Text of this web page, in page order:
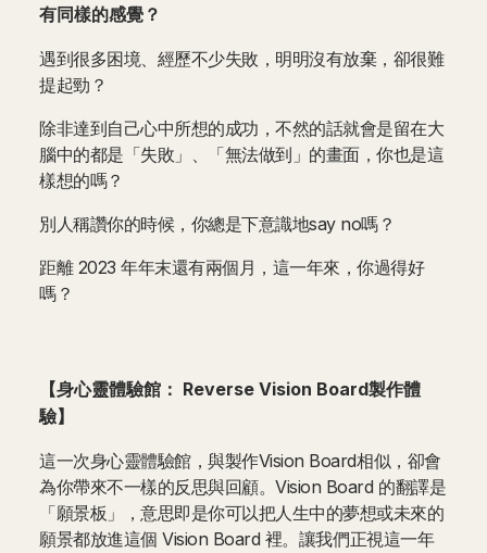
有同樣的感覺？
遇到很多困境、經歷不少失敗，明明沒有放棄，卻很難
提起勁？
除非達到自己心中所想的成功，不然的話就會是留在大
腦中的都是「失敗」、「無法做到」的畫面，你也是這
樣想的嗎？
別人稱讚你的時候，你總是下意識地say no嗎？
距離 2023 年年末還有兩個月，這一年來，你過得好
嗎？
【身心靈體驗館： Reverse Vision Board製作體
驗】
這一次身心靈體驗館，與製作Vision Board相似，卻會
為你帶來不一樣的反思與回顧。Vision Board 的翻譯是
「願景板」，意思即是你可以把人生中的夢想或未來的
願景都放進這個 Vision Board 裡。讓我們正視這一年